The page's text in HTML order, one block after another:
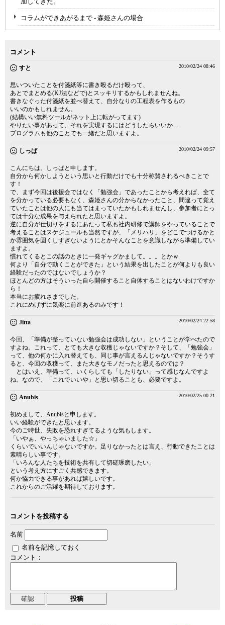
コラムができあがるまで - 森姫さんの場合
コメント
すと 2010/02/24 08:46
思いついたことを付箋紙等に書き殴るだけ殴って、
あとでまとめる(KJ法などで)とスッキリするかもしれませんね。
書きなぐった付箋紙を並べ替えて、自分なりの工程表を作るもの
いいのかもしれません。
(結構いい無料ツールがネット上に転がってます)
やりたい事があって、それを実現するにはどうしたらいいか…
プログラムも他のことでも一緒だと思いますよ。
しっぱ 2010/02/24 09:57
こんにちは。しっぱと申します。
自分から何かしようという思いと行動だけでも十分称賛されるべきことで
す！
で、まず今回は後援会ではなく「勉強会」であったことから考えれば、全て
を分かっている必要もなく、森姫さんの分からなかったこと、間違って覚え
ていたことは他の人にも当てはまっていたかもしれませんし、参加者にとっ
ては十分な成果を与えられたと思いますよ。
逆に自分が仕切りをするにあたって私も社内研修で講師をやっていることで
考えることはスケジュールも当然ですが、「メリハリ」をどこでつけるかと
か雰囲気を固くしすぎないようにとかそんなことを意識しながら準備してい
ますよ。
慣れてくるとこの話のときに一発ギャグかまして。。。とかｗ
何より「自分で動くことができた」という結果を出したことが何よりも良い
経験だったのではないでしょうか？
ほとんどの方はそういった自ら開催すること自体することはないわけですか
ら！
本当にお疲れさまでした。
これにめげずに気楽に前進あるのみです！
Jitta 2010/02/24 22:58
今回、「準備が整っていない勉強会は成功しない」ということが学べたので
すよね。これって、とても大きな収穫じゃないですか？そして、「勉強会」
って、他の何かに入れ替えても、同じ事が言えるんじゃないですか？そうす
ると、今回の収穫って、また大きなモノだったと思えるのでは？
とはいえ、準備って、いくらしても「したりない」って感じなんですよ
ね。なので、「これでいいや」と思い切ることも、必要ですよ。
Anubis 2010/02/25 00:21
初めまして、Anubisと申します。
いい経験ができたと思います。
今のご時世、失敗を恐れすぎてるような気もします。
「いやぁ、やっちゃいました☆」
くらいでいいんじゃないですか。足りなかったとは言え、行動できたことは
素晴らしい事です。
「いろんな人たちを技術を共有して切磋琢磨したい」
という考え方にすごく共感できます。
何か協力できる事があれば嬉しいです。
これからのご活躍を期待しております。
コメントを投稿する
名前
名前を記憶しておく
コメント：